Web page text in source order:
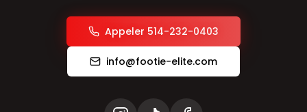
Appeler 514-232-0403
info@footie-elite.com